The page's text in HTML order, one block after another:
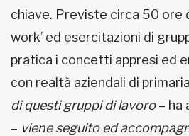
chiave. Previste circa 50 ore
work’ ed esercitazioni di
pratica i concetti appresi ed
con realtà aziendali di
di questi gruppi di lavoro– ha
– viene seguito ed